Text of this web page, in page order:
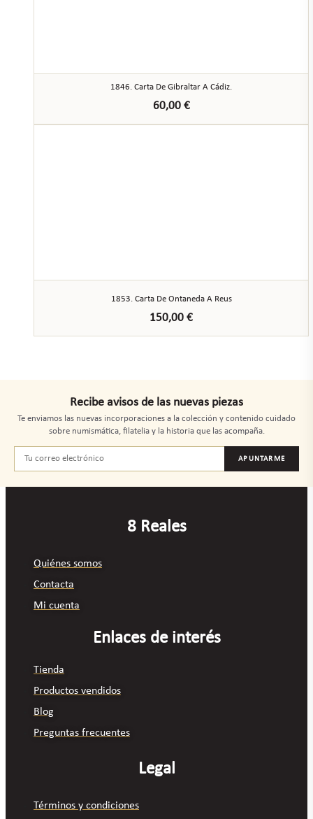
1846. Carta De Gibraltar A Cádiz.
60,00 €
1853. Carta De Ontaneda A Reus
150,00 €
Recibe avisos de las nuevas piezas
Te enviamos las nuevas incorporaciones a la colección y contenido cuidado
sobre numismática, filatelia y la historia que las acompaña.
APUNTARME
8 Reales
Quiénes somos
Contacta
Mi cuenta
Enlaces de interés
Tienda
Productos vendidos
Blog
Preguntas frecuentes
Legal
Términos y condiciones